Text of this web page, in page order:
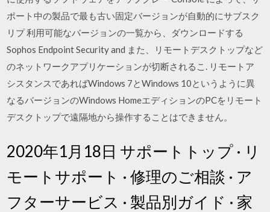
ポート中の製品で最も古い固定バージョンが自動的にサブスク
リプ 利用可能なバージョンの一覧から、ダウンロードする
Sophos Endpoint Security and また、リモートデスクトップなど
のネットワークアプリケーションが切断されるこ. リモートア
シスタンスであればWindows 7とWindows 10というように異
なるバージョンのWindows HomeエディションのPCをリモート
デスクトップで遠隔地から操作することはできません。
2020年1月18日 サポートトップ · リ
モートサポート · 修理のご相談 · ア
フターサービス · 製品別ガイド · 家